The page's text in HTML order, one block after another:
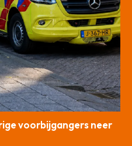
voorbijgangers neer